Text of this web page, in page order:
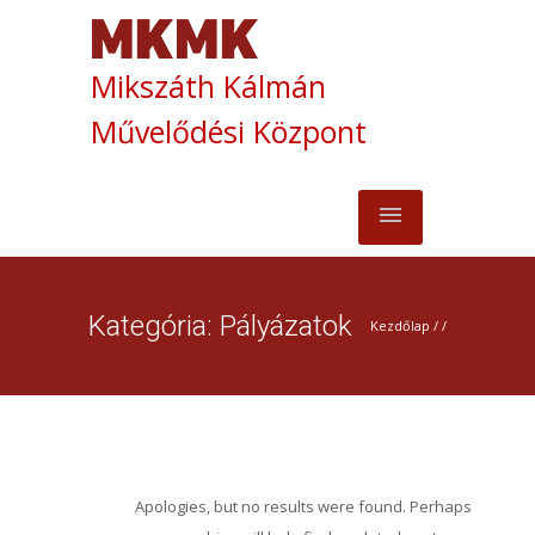
Mikszáth Kálmán
Művelődési Központ
Kategória: Pályázatok Kezdőlap / /
Apologies, but no results were found. Perhaps